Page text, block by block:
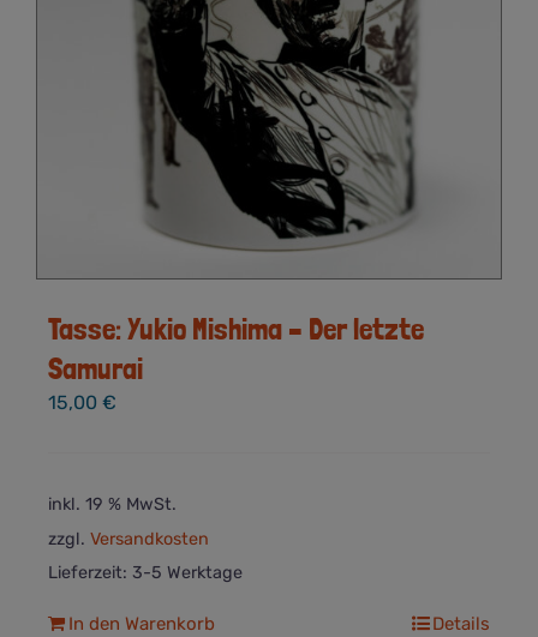
Tasse: Yukio Mishima – Der letzte
Samurai
15,00 €
inkl. 19 % MwSt.
zzgl. Versandkosten
Lieferzeit: 3-5 Werktage
In den Warenkorb Details